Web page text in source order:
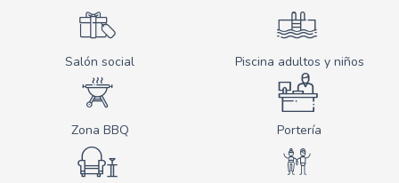
Salón social
Zona BBQ
Piscina adultos y niños
Portería